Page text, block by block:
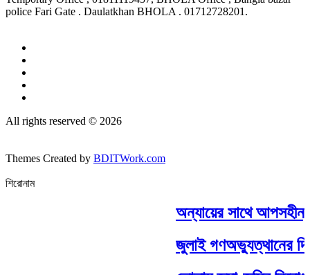
police Fari Gate . Daulatkhan BHOLA . 01712728201.
All rights reserved © 2026
Themes Created by BDITWork.com
শিরোনাম
অন্যায়ের সাথে
জুলাই গণঅভ্যুত্থানের